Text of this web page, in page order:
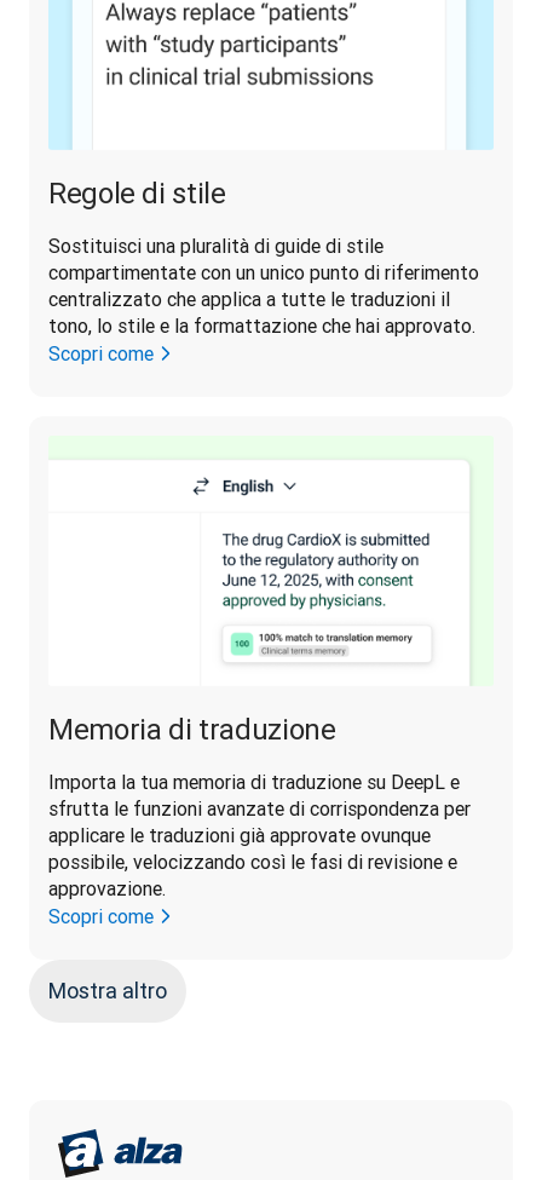
Regole di stile
Sostituisci una pluralità di guide di stile
compartimentate con un unico punto di riferimento
centralizzato che applica a tutte le traduzioni il
tono, lo stile e la formattazione che hai approvato.
Scopri come
Memoria di traduzione
Importa la tua memoria di traduzione su DeepL e
sfrutta le funzioni avanzate di corrispondenza per
applicare le traduzioni già approvate ovunque
possibile, velocizzando così le fasi di revisione e
approvazione.
Scopri come
Mostra altro